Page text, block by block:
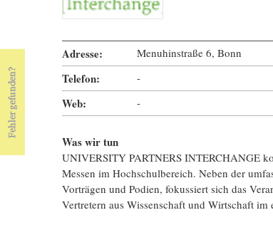
Adresse: Menuhinstraße 6, Bonn
Telefon: -
Web: -
Was wir tun
UNIVERSITY PARTNERS INTERCHANGE
Messen im Hochschulbereich. Neben der
Vorträgen und Podien, fokussiert sich das
Vertretern aus Wissenschaft und Wirtschaft im